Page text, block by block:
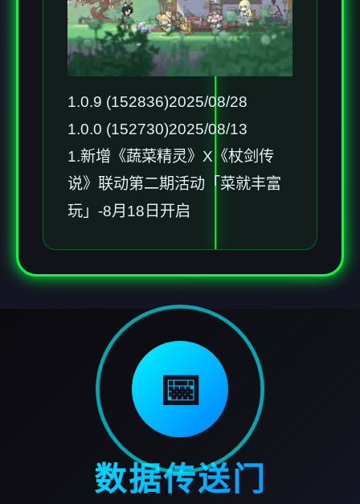
1.0.9 (152836)2025/08/28
1.0.0 (152730)2025/08/13
1.新增《蔬菜精灵》X《杖剑传
说》联动第二期活动「菜就丰富
玩」-8月18日开启
📅
数据传送门